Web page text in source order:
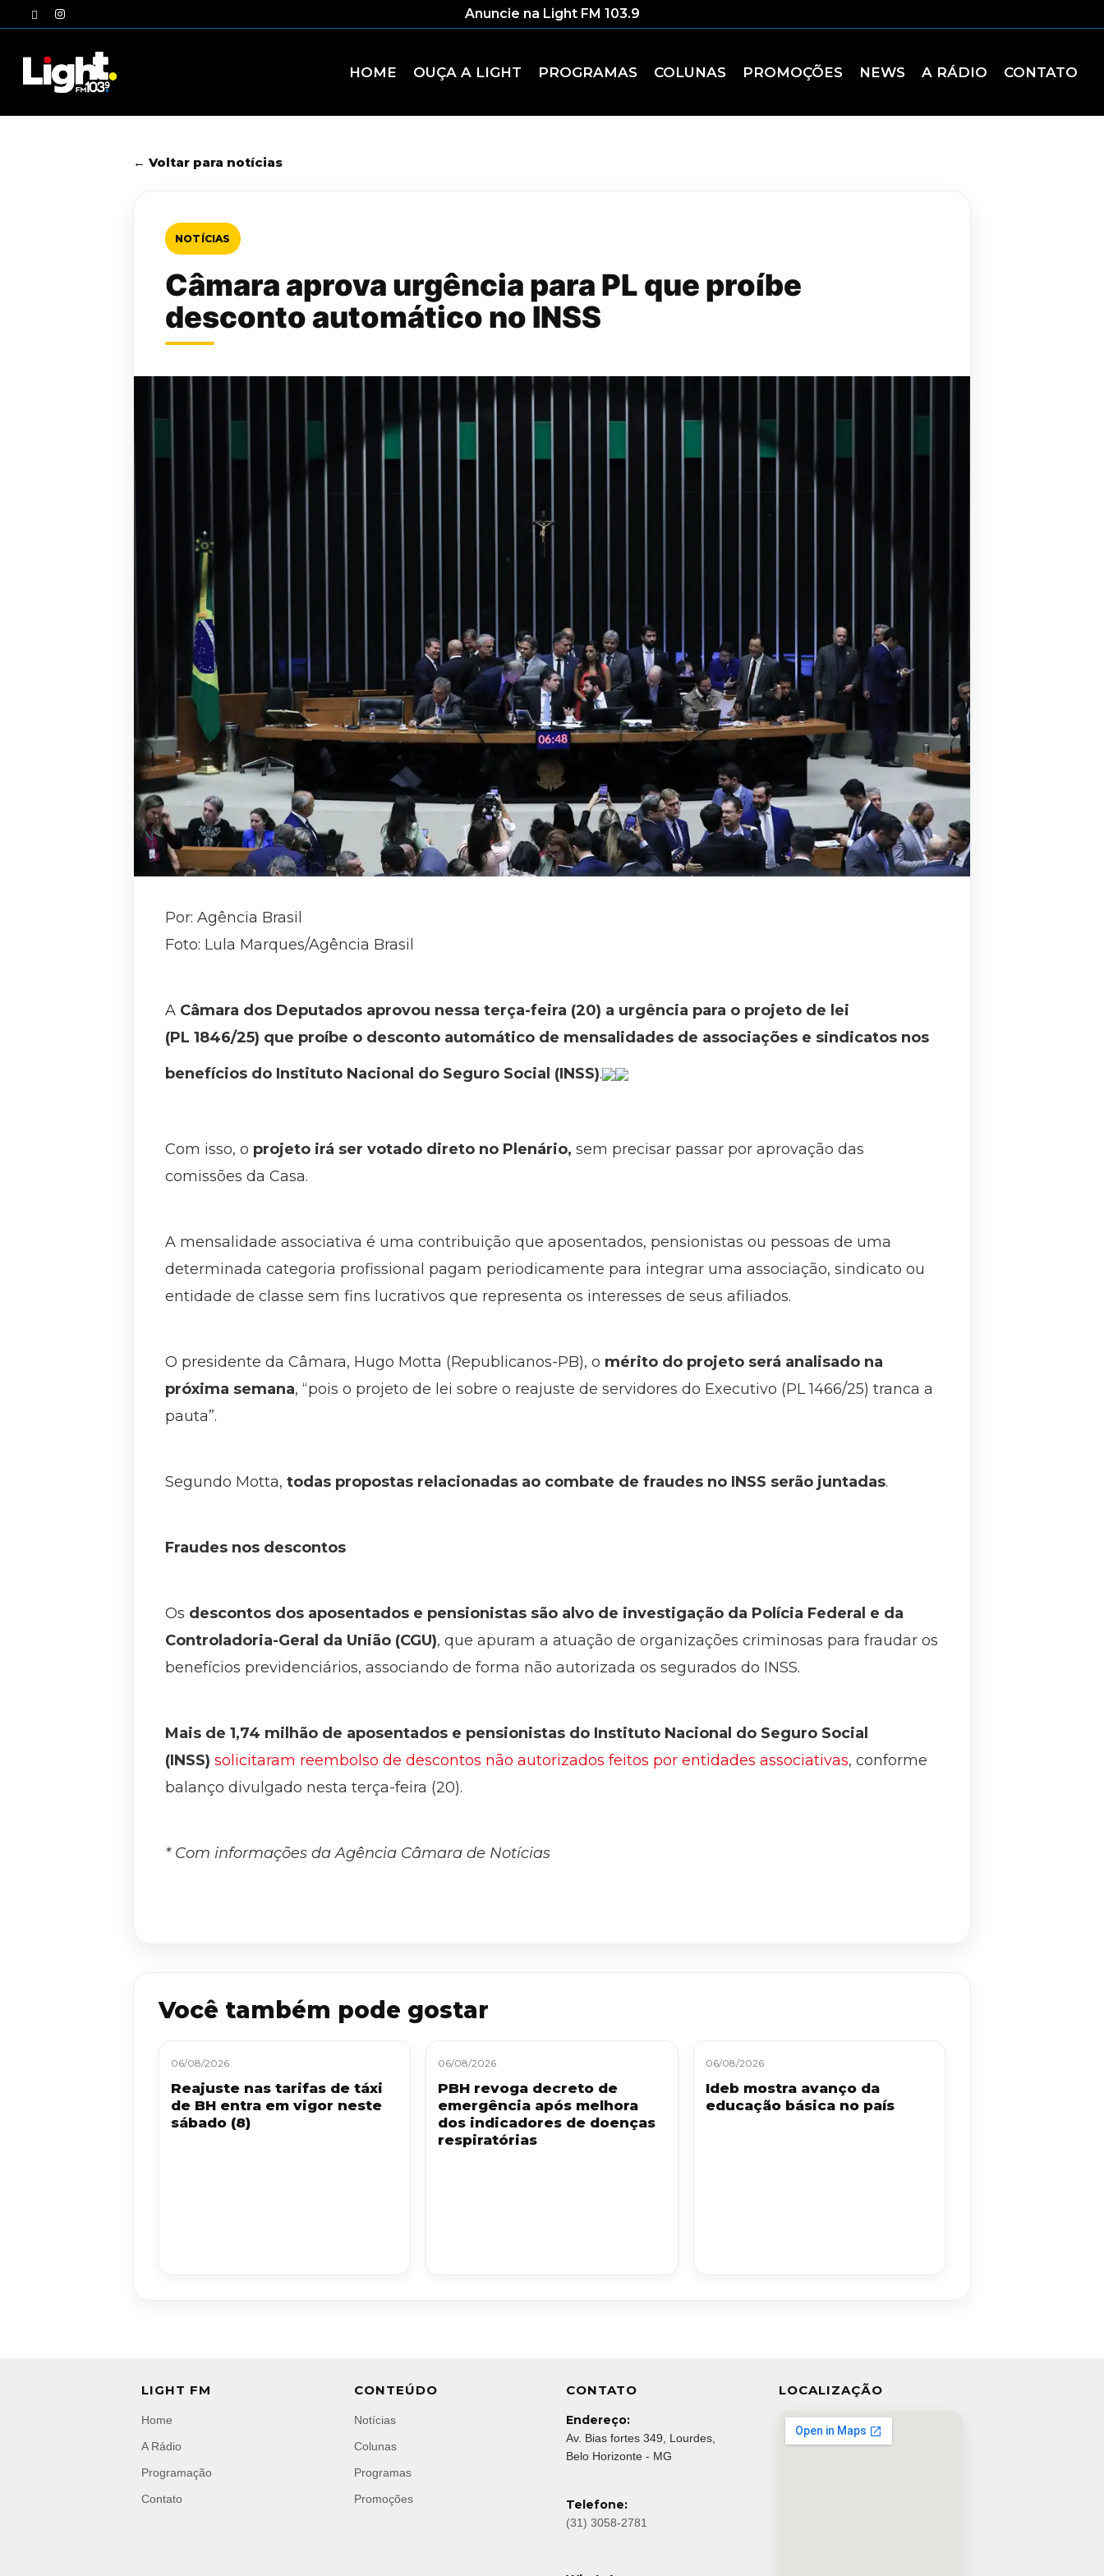
to
twitterinstagram Anuncie na Light FM 103.9
HOME OUÇA A LIGHT PROGRAMAS COLUNAS PROMOÇÕES NEWS A RÁDIO CONTATO
← Voltar para notícias
NOTÍCIAS
Câmara aprova urgência para PL que proíbe
desconto automático no INSS
Por: Agência Brasil
Foto: Lula Marques/Agência Brasil
A Câmara dos Deputados aprovou nessa terça-feira (20) a urgência para o projeto de lei
(PL 1846/25) que proíbe o desconto automático de mensalidades de associações e sindicatos nos
benefícios do Instituto Nacional do Seguro Social (INSS).
Com isso, o projeto irá ser votado direto no Plenário, sem precisar passar por aprovação das
comissões da Casa.
A mensalidade associativa é uma contribuição que aposentados, pensionistas ou pessoas de uma
determinada categoria profissional pagam periodicamente para integrar uma associação, sindicato ou
entidade de classe sem fins lucrativos que representa os interesses de seus afiliados.
O presidente da Câmara, Hugo Motta (Republicanos-PB), o mérito do projeto será analisado na
próxima semana, “pois o projeto de lei sobre o reajuste de servidores do Executivo (PL 1466/25) tranca a
pauta”.
Segundo Motta, todas propostas relacionadas ao combate de fraudes no INSS serão juntadas.
Fraudes nos descontos
Os descontos dos aposentados e pensionistas são alvo de investigação da Polícia Federal e da
Controladoria-Geral da União (CGU), que apuram a atuação de organizações criminosas para fraudar os
benefícios previdenciários, associando de forma não autorizada os segurados do INSS.
Mais de 1,74 milhão de aposentados e pensionistas do Instituto Nacional do Seguro Social
(INSS) solicitaram reembolso de descontos não autorizados feitos por entidades associativas, conforme
balanço divulgado nesta terça-feira (20).
* Com informações da Agência Câmara de Notícias
Você também pode gostar
06/08/2026
Reajuste nas tarifas de táxi
de BH entra em vigor neste
sábado (8)
06/08/2026
PBH revoga decreto de
emergência após melhora
dos indicadores de doenças
respiratórias
06/08/2026
Ideb mostra avanço da
educação básica no país
LIGHT FM
Home
A Rádio
Programação
Contato
CONTEÚDO
Notícias
Colunas
Programas
Promoções
CONTATO
Endereço:
Av. Bias fortes 349, Lourdes,
Belo Horizonte - MG
Telefone:
(31) 3058-2781
LOCALIZAÇÃO